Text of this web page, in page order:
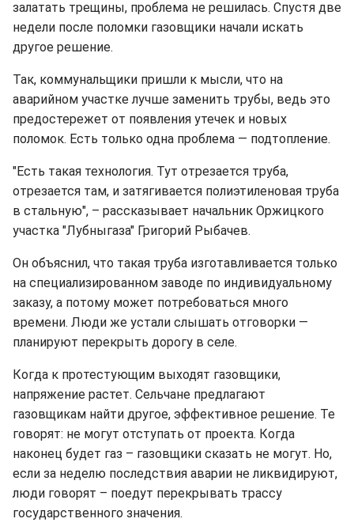
залатать трещины, проблема не решилась. Спустя две
недели после поломки газовщики начали искать
другое решение.
Так, коммунальщики пришли к мысли, что на
аварийном участке лучше заменить трубы, ведь это
предостережет от появления утечек и новых
поломок. Есть только одна проблема — подтопление.
"Есть такая технология. Тут отрезается труба,
отрезается там, и затягивается полиэтиленовая труба
в стальную", – рассказывает начальник Оржицкого
участка "Лубныгаза" Григорий Рыбачев.
Он объяснил, что такая труба изготавливается только
на специализированном заводе по индивидуальному
заказу, а потому может потребоваться много
времени. Люди же устали слышать отговорки —
планируют перекрыть дорогу в селе.
Когда к протестующим выходят газовщики,
напряжение растет. Сельчане предлагают
газовщикам найти другое, эффективное решение. Те
говорят: не могут отступать от проекта. Когда
наконец будет газ – газовщики сказать не могут. Но,
если за неделю последствия аварии не ликвидируют,
люди говорят – поедут перекрывать трассу
государственного значения.